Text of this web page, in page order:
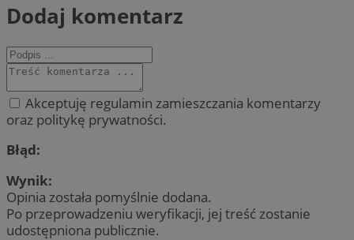
Dodaj komentarz
Akceptuję regulamin zamieszczania komentarzy
oraz politykę prywatności.
Błąd:
Wynik:
Opinia została pomyślnie dodana.
Po przeprowadzeniu weryfikacji, jej treść zostanie
udostępniona publicznie.